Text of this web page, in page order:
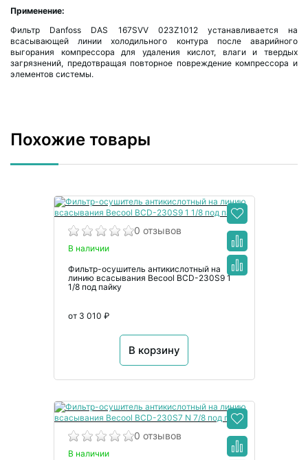
Применение:
Фильтр Danfoss DAS 167SVV 023Z1012 устанавливается на
всасывающей линии холодильного контура после аварийного
выгорания компрессора для удаления кислот, влаги и твердых
загрязнений, предотвращая повторное повреждение компрессора и
элементов системы.
Похожие товары
0 отзывов
В наличии
Фильтр-осушитель антикислотный на
линию всасывания Becool BCD-230S9 1
1/8 под пайку
от 3 010 ₽
В корзину
0 отзывов
В наличии